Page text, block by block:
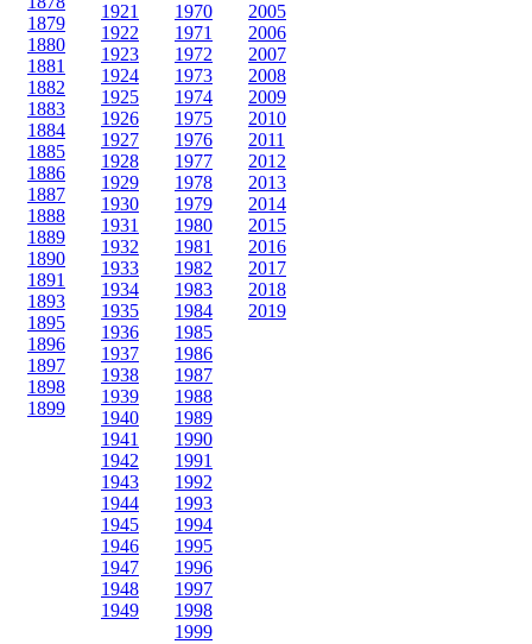
1879
1880
1881
1882
1883
1884
1885
1886
1887
1888
1889
1890
1891
1893
1895
1896
1897
1898
1899
1921
1922
1923
1924
1925
1926
1927
1928
1929
1930
1931
1932
1933
1934
1935
1936
1937
1938
1939
1940
1941
1942
1943
1944
1945
1946
1947
1948
1949
1970
1971
1972
1973
1974
1975
1976
1977
1978
1979
1980
1981
1982
1983
1984
1985
1986
1987
1988
1989
1990
1991
1992
1993
1994
1995
1996
1997
1998
1999
2005
2006
2007
2008
2009
2010
2011
2012
2013
2014
2015
2016
2017
2018
2019